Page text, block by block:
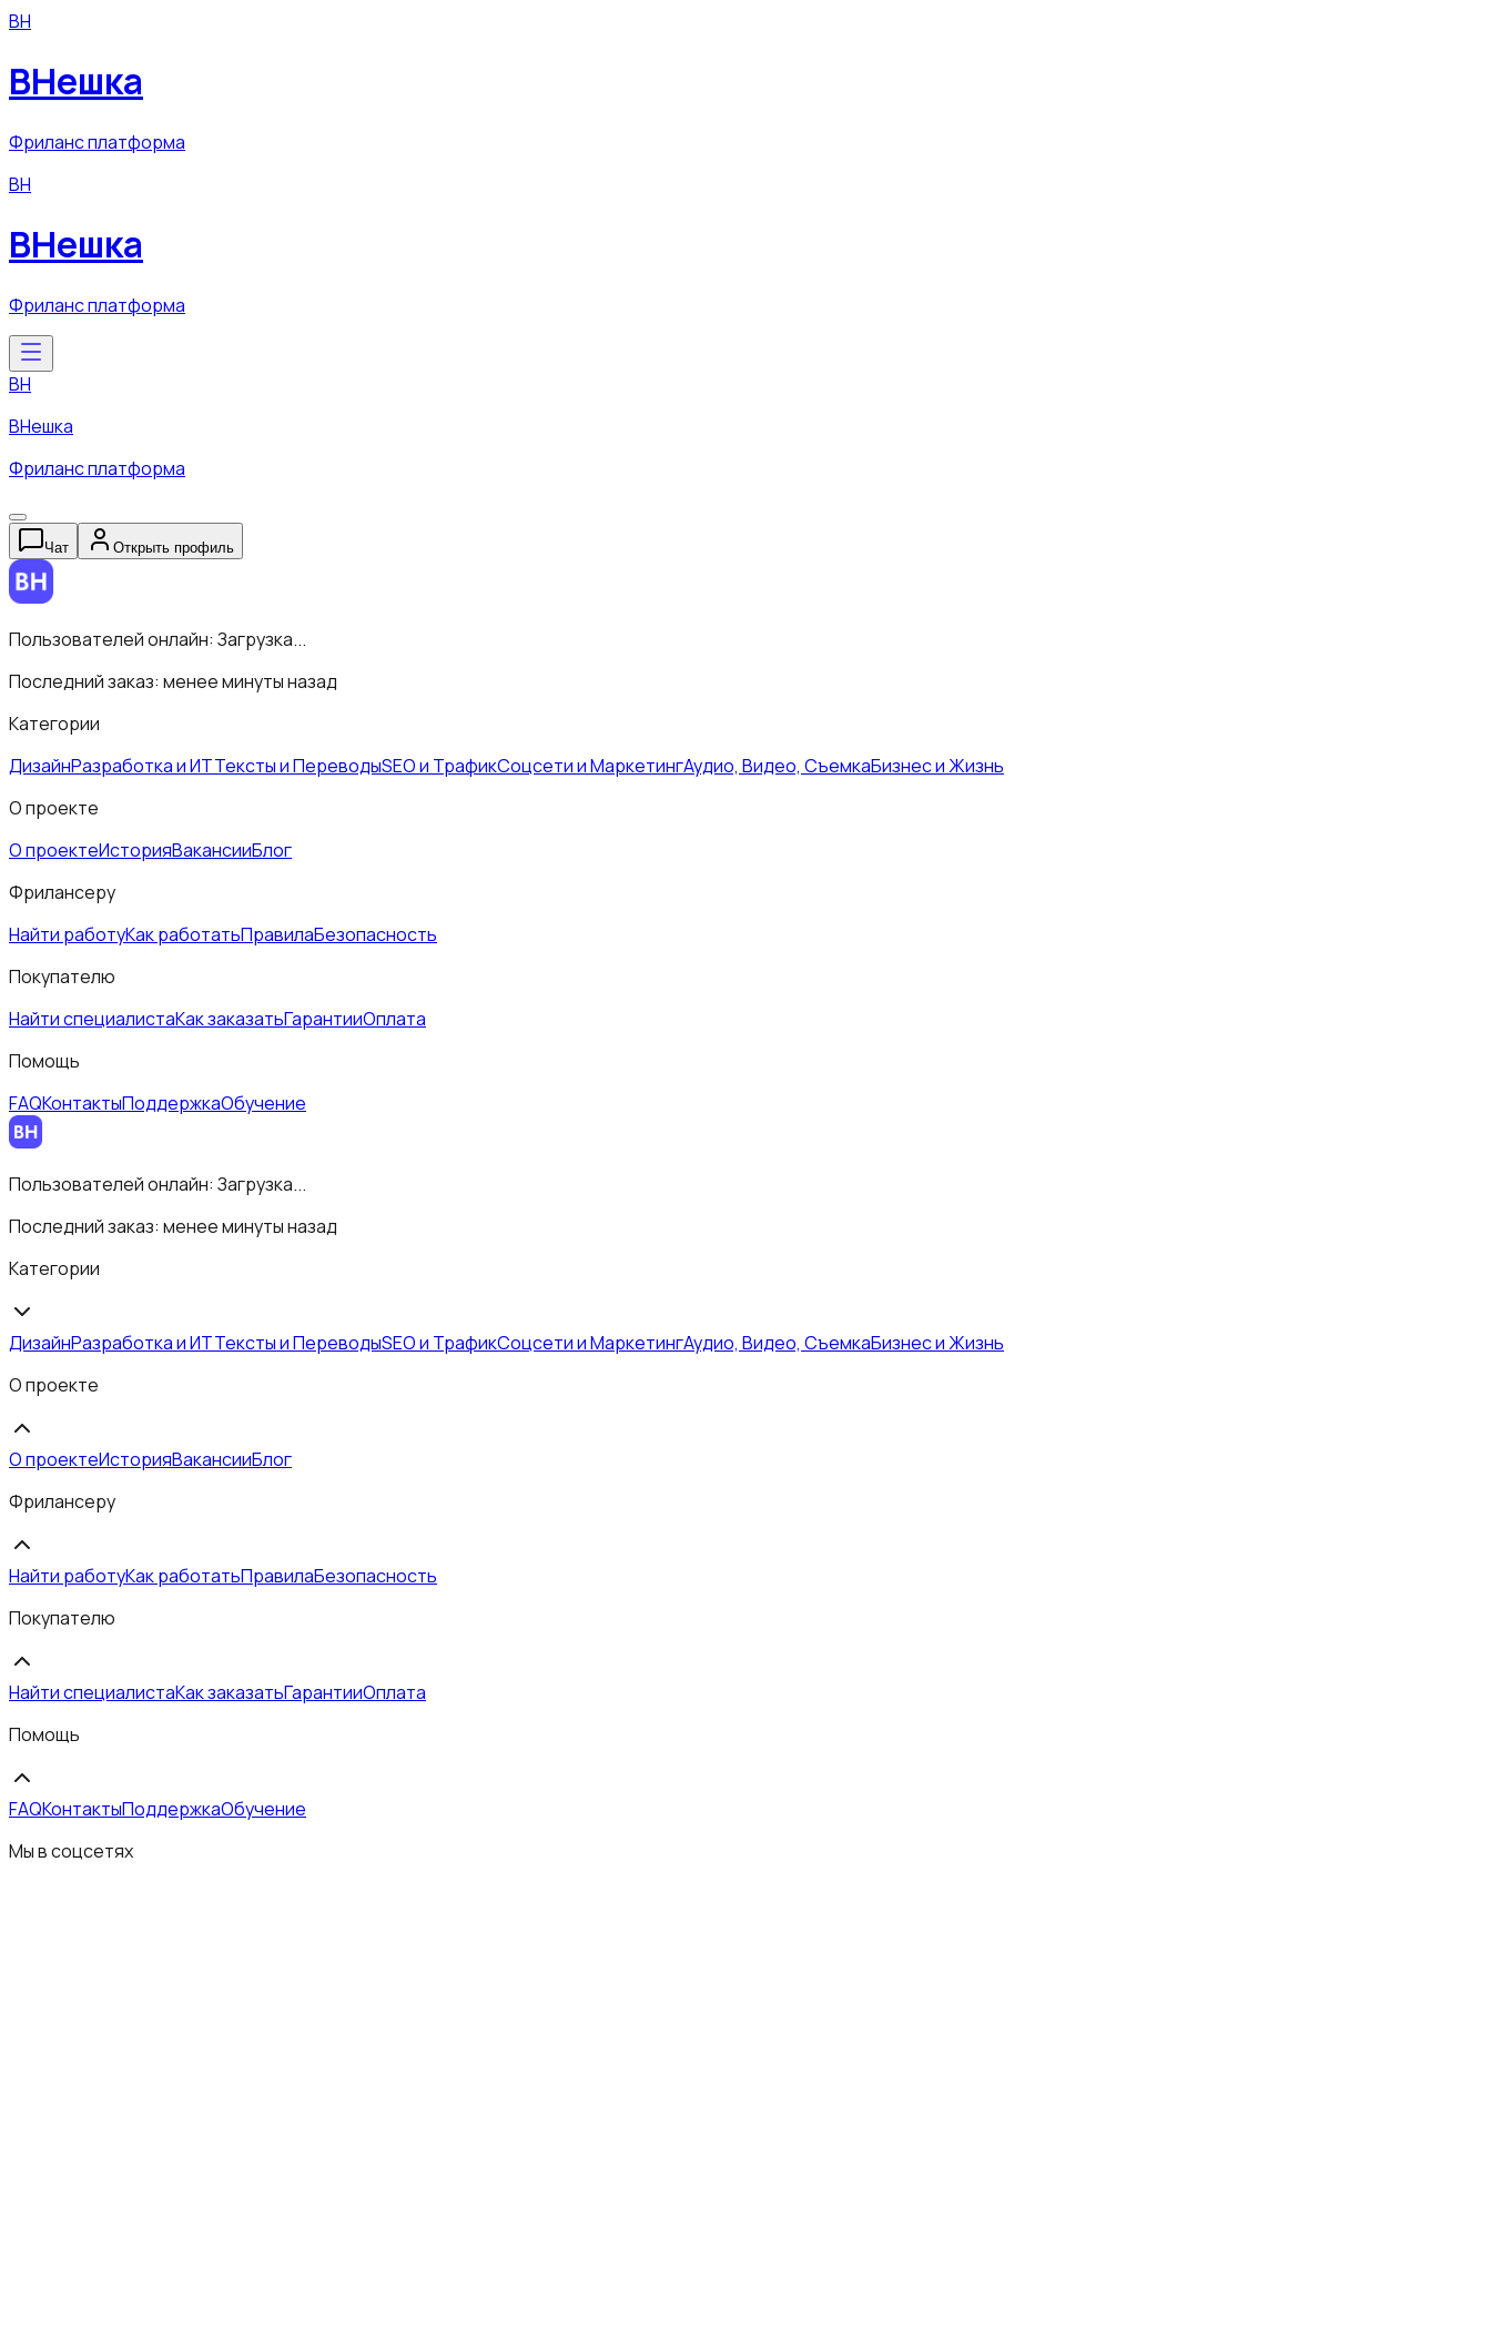
ВН
ВНешка
Фриланс платформа
ВН
ВНешка
Фриланс платформа
ВН
ВНешка
Фриланс платформа
Чат Открыть профиль
Пользователей онлайн: Загрузка...
Последний заказ: менее минуты назад
Категории
ДизайнРазработка и ИТТексты и ПереводыSEO и ТрафикСоцсети и МаркетингАудио, Видео, СъемкаБизнес и Жизнь
О проекте
О проектеИсторияВакансииБлог
Фрилансеру
Найти работуКак работатьПравилаБезопасность
Покупателю
Найти специалистаКак заказатьГарантииОплата
Помощь
FAQКонтактыПоддержкаОбучение
Пользователей онлайн: Загрузка...
Последний заказ: менее минуты назад
Категории
ДизайнРазработка и ИТТексты и ПереводыSEO и ТрафикСоцсети и МаркетингАудио, Видео, СъемкаБизнес и Жизнь
О проекте
О проектеИсторияВакансииБлог
Фрилансеру
Найти работуКак работатьПравилаБезопасность
Покупателю
Найти специалистаКак заказатьГарантииОплата
Помощь
FAQКонтактыПоддержкаОбучение
Мы в соцсетях